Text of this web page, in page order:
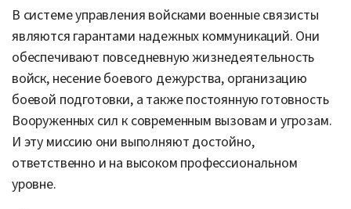
В системе управления войсками военные связисты
являются гарантами надежных коммуникаций. Они
обеспечивают повседневную жизнедеятельность
войск, несение боевого дежурства, организацию
боевой подготовки, а также постоянную готовность
Вооруженных сил к современным вызовам и угрозам.
И эту миссию они выполняют достойно,
ответственно и на высоком профессиональном
уровне.